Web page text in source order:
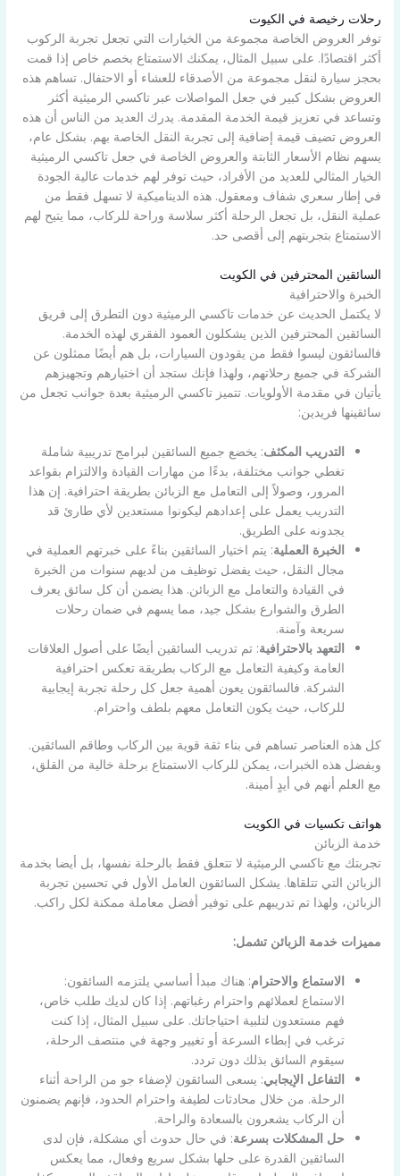
رحلات رخيصة في الكيوت
توفر العروض الخاصة مجموعة من الخيارات التي تجعل تجربة الركوب
أكثر اقتصادًا. على سبيل المثال، يمكنك الاستمتاع بخصم خاص إذا قمت
بحجز سيارة لنقل مجموعة من الأصدقاء للعشاء أو الاحتفال. تساهم هذه
العروض بشكل كبير في جعل المواصلات عبر تاكسي الرميثية أكثر
وتساعد في تعزيز قيمة الخدمة المقدمة. يدرك العديد من الناس أن هذه
العروض تضيف قيمة إضافية إلى تجربة النقل الخاصة بهم. بشكل عام،
يسهم نظام الأسعار الثابتة والعروض الخاصة في جعل تاكسي الرميثية
الخيار المثالي للعديد من الأفراد، حيث توفر لهم خدمات عالية الجودة
في إطار سعري شفاف ومعقول. هذه الديناميكية لا تسهل فقط من
عملية النقل، بل تجعل الرحلة أكثر سلاسة وراحة للركاب، مما يتيح لهم
الاستمتاع بتجربتهم إلى أقصى حد.
السائقين المحترفين في الكويت
الخبرة والاحترافية
لا يكتمل الحديث عن خدمات تاكسي الرميثية دون التطرق إلى فريق
السائقين المحترفين الذين يشكلون العمود الفقري لهذه الخدمة.
فالسائقون ليسوا فقط من يقودون السيارات، بل هم أيضًا ممثلون عن
الشركة في جميع رحلاتهم، ولهذا فإنك ستجد أن اختيارهم وتجهيزهم
يأتيان في مقدمة الأولويات. تتميز تاكسي الرميثية بعدة جوانب تجعل من
سائقينها فريدين:
التدريب المكثف: يخضع جميع السائقين لبرامج تدريبية شاملة
تغطي جوانب مختلفة، بدءًا من مهارات القيادة والالتزام بقواعد
المرور، وصولاً إلى التعامل مع الزبائن بطريقة احترافية. إن هذا
التدريب يعمل على إعدادهم ليكونوا مستعدين لأي طارئ قد
يجدونه على الطريق.
الخبرة العملية: يتم اختيار السائقين بناءً على خبرتهم العملية في
مجال النقل، حيث يفضل توظيف من لديهم سنوات من الخبرة
في القيادة والتعامل مع الزبائن. هذا يضمن أن كل سائق يعرف
الطرق والشوارع بشكل جيد، مما يسهم في ضمان رحلات
سريعة وآمنة.
التعهد بالاحترافية: تم تدريب السائقين أيضًا على أصول العلاقات
العامة وكيفية التعامل مع الركاب بطريقة تعكس احترافية
الشركة. فالسائقون يعون أهمية جعل كل رحلة تجربة إيجابية
للركاب، حيث يكون التعامل معهم بلطف واحترام.
كل هذه العناصر تساهم في بناء ثقة قوية بين الركاب وطاقم السائقين.
وبفضل هذه الخبرات، يمكن للركاب الاستمتاع برحلة خالية من القلق،
مع العلم أنهم في أيدٍ أمينة.
هواتف تكسيات في الكويت
خدمة الزبائن
تجربتك مع تاكسي الرميثية لا تتعلق فقط بالرحلة نفسها، بل أيضا بخدمة
الزبائن التي تتلقاها. يشكل السائقون العامل الأول في تحسين تجربة
الزبائن، ولهذا تم تدريبهم على توفير أفضل معاملة ممكنة لكل راكب.
مميزات خدمة الزبائن تشمل:
الاستماع والاحترام: هناك مبدأ أساسي يلتزمه السائقون:
الاستماع لعملائهم واحترام رغباتهم. إذا كان لديك طلب خاص،
فهم مستعدون لتلبية احتياجاتك. على سبيل المثال، إذا كنت
ترغب في إبطاء السرعة أو تغيير وجهة في منتصف الرحلة،
سيقوم السائق بذلك دون تردد.
التفاعل الإيجابي: يسعى السائقون لإضفاء جو من الراحة أثناء
الرحلة. من خلال محادثات لطيفة واحترام الحدود، فإنهم يضمنون
أن الركاب يشعرون بالسعادة والراحة.
حل المشكلات بسرعة: في حال حدوث أي مشكلة، فإن لدى
السائقين القدرة على حلها بشكل سريع وفعال، مما يعكس